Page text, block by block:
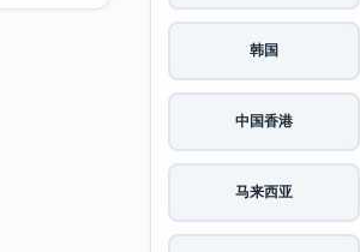
韩国
中国香港
马来西亚